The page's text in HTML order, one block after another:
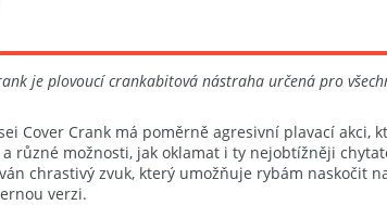
je plovoucí crankabitová nástraha určená pro
Cover Crank má poměrně agresivní plavací
různé možnosti, jak oklamat i ty nejobtížněji
chrastivý zvuk, který umožňuje rybám naskočit
verzi.